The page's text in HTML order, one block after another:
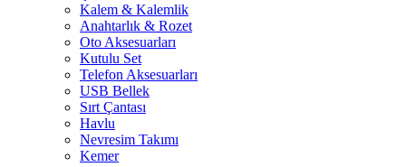
Kalem & Kalemlik
Anahtarlık & Rozet
Oto Aksesuarları
Kutulu Set
Telefon Aksesuarları
USB Bellek
Sırt Çantası
Havlu
Nevresim Takımı
Kemer